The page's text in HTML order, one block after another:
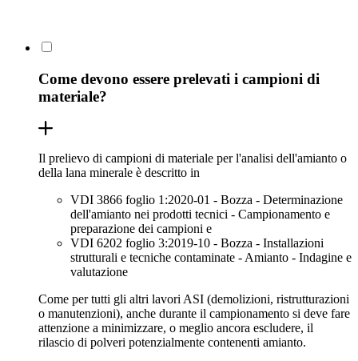
Come devono essere prelevati i campioni di
materiale?
Il prelievo di campioni di materiale per l'analisi dell'amianto o
della lana minerale è descritto in
VDI 3866 foglio 1:2020-01 - Bozza - Determinazione
dell'amianto nei prodotti tecnici - Campionamento e
preparazione dei campioni e
VDI 6202 foglio 3:2019-10 - Bozza - Installazioni
strutturali e tecniche contaminate - Amianto - Indagine e
valutazione
Come per tutti gli altri lavori ASI (demolizioni, ristrutturazioni
o manutenzioni), anche durante il campionamento si deve fare
attenzione a minimizzare, o meglio ancora escludere, il
rilascio di polveri potenzialmente contenenti amianto.